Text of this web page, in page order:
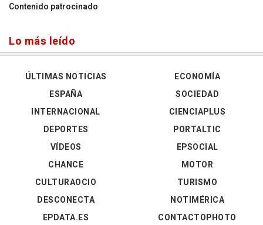
Contenido patrocinado
Lo más leído
ÚLTIMAS NOTICIAS
ESPAÑA
INTERNACIONAL
DEPORTES
VÍDEOS
ECONOMÍA
SOCIEDAD
CIENCIAPLUS
PORTALTIC
EPSOCIAL
CHANCE
CULTURAOCIO
DESCONECTA
EPDATA.ES
MOTOR
TURISMO
NOTIMÉRICA
CONTACTOPHOTO